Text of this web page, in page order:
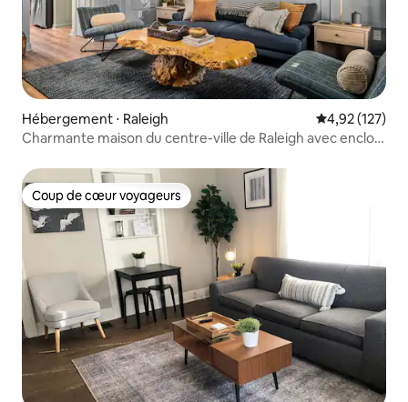
Hébergement ⋅ Raleigh Évaluation
4,92 (127)
Charmante maison du centre-ville de Raleigh avec enclos
Coup de cœur voyageurs
Coup de cœur voyageurs